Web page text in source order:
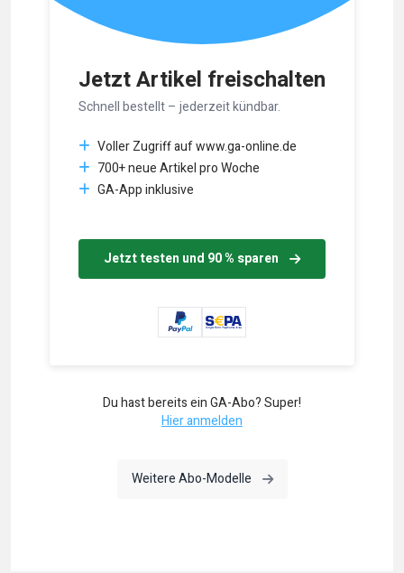
Jetzt Artikel freischalten
Schnell bestellt – jederzeit kündbar.
Voller Zugriff auf www.ga-online.de
700+ neue Artikel pro Woche
GA-App inklusive
Jetzt testen und 90 % sparen
Du hast bereits ein GA-Abo? Super!
Hier anmelden
Weitere Abo-Modelle